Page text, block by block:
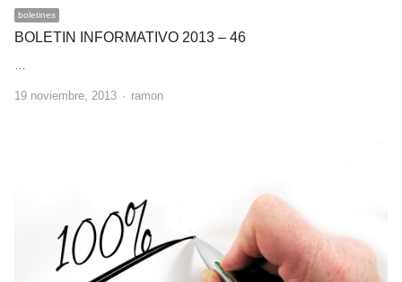
boletines
BOLETIN INFORMATIVO 2013 – 46
19 noviembre, 2013 Author
ramon